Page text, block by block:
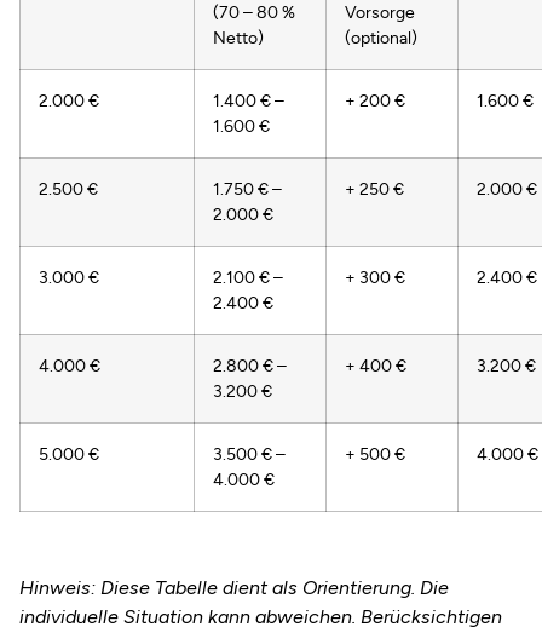
(70 – 80 %
Netto)
Vorsorge
(optional)
2.000 €
1.400 € –
1.600 €
+ 200 € 1.600 €
2.500 €
1.750 € –
2.000 €
+ 250 € 2.000 €
3.000 €
2.100 € –
2.400 €
+ 300 € 2.400 €
4.000 €
2.800 € –
3.200 €
+ 400 € 3.200 €
5.000 €
3.500 € –
4.000 €
+ 500 € 4.000 €
Hinweis: Diese Tabelle dient als Orientierung. Die
individuelle Situation kann abweichen. Berücksichtigen